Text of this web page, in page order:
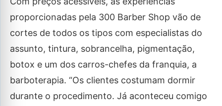
proporcionadas pela 300 Barber Shop vão de
cortes de todos os tipos com especialistas do
assunto, tintura, sobrancelha, pigmentação,
botox e um dos carros-chefes da franquia, a
barboterapia. “Os clientes costumam dormir
durante o procedimento. Já aconteceu comigo